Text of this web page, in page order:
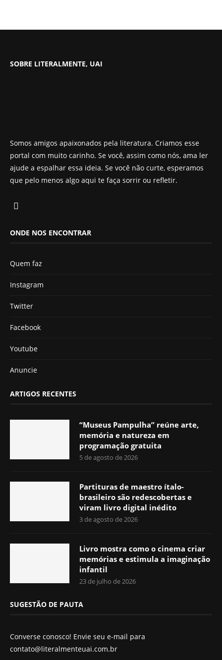
SOBRE LITERALMENTE, UAI
Somos amigos apaixonados pela literatura. Criamos esse
portal com muito carinho. Se você, assim como nós, ama ler
ajude a espalhar essa ideia. Se você não curte, esperamos
que pelo menos algo aqui te faça sorrir ou refletir.
ONDE NOS ENCONTRAR
Quem faz
Instagram
Twitter
Facebook
Youtube
Anuncie
ARTIGOS RECENTES
“Museus Pampulha” reúne arte,
memória e natureza em
programação gratuita
5 de agosto de 2026
Partituras de maestro ítalo-
brasileiro são redescobertas e
viram livro digital inédito
3 de agosto de 2026
Livro mostra como o cinema criar
memórias e estimula a imaginação
infantil
23 de julho de 2026
SUGESTÃO DE PAUTA
Converse conosco! Envie seu e-mail para
contato@literalmenteuai.com.br